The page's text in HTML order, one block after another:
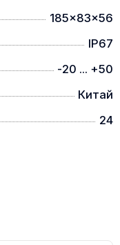
відео на
застосунку.
18650, що
умовах.
185x83x56
IP67
-20 ... +50
Китай
24